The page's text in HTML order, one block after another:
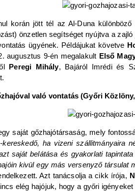
korán jött tél az Al-Duna
önzetlen segítséget nyújtva a
ügyének. Példájukat követve
augusztus 9-én megalakult Első
Peregi Mihály, Bajáról Imrédi és
való vontatás (Győri
saját gőzhajótársaság, mely
kereskedő, ha vizeni szállitmányaira
saját belátása és gyakorlati
kivül egy más versenyző társulat
Azt tanácsolja a cikk írója,
elég hajójuk, hogy a győri